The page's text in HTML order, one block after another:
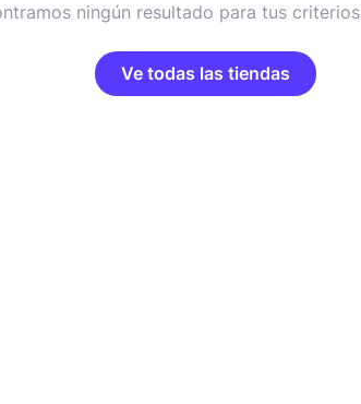
ningún resultado para tus
Ve todas las tiendas